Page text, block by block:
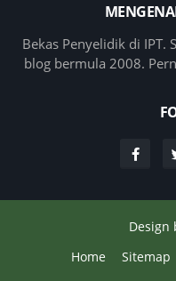
Bekas Penyelidik di IPT.
blog bermula 2008.
Design
Home
Sitemap